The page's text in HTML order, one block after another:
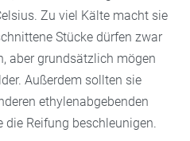
Zu viel Kälte macht sie
Stücke dürfen zwar
aber grundsätzlich mögen
Außerdem sollten sie
ethylenabgebenden
die Reifung beschleunigen.